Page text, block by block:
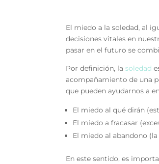
El miedo a la soledad, al
decisiones vitales en
pasar en el futuro se
Por definición, lasoledad
acompañamiento de una
que pueden ayudarnos a
El miedo al qué dirán
El miedo a fracasar
El miedo al abandono
En este sentido, es